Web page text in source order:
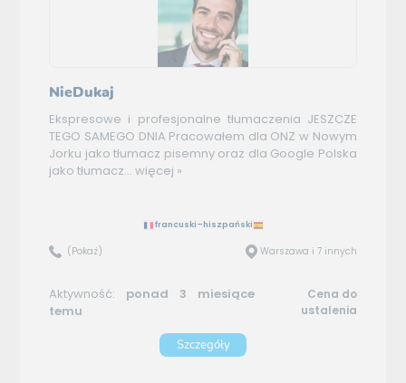
NieDukaj
Ekspresowe i profesjonalne tłumaczenia JESZCZE
TEGO SAMEGO DNIA Pracowałem dla ONZ w Nowym
Jorku jako tłumacz pisemny oraz dla Google Polska
jako tłumacz... więcej »
francuski–hiszpański
(Pokaż) Warszawa i 7 innych
Aktywność: ponad 3 miesiące
temu
Cena do
ustalenia
Szczegóły